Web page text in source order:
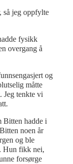
så jeg oppfylte
fysikk
overgang å
og
måtte
Jeg tenkte vi
Bitten hadde i
noen år
og ble
Hun fikk nei,
forsørge